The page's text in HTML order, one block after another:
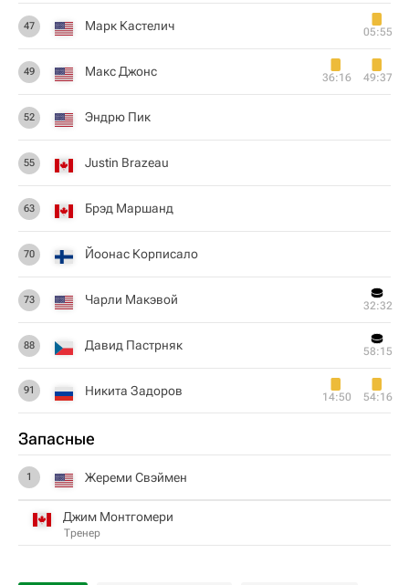
47 Марк Кастелич 05:55
49 Макс Джонс 36:16 49:37
52 Эндрю Пик
55 Justin Brazeau
63 Брэд Маршанд
70 Йоонас Корписало
73 Чарли Макэвой 32:32
88 Давид Пастрняк 58:15
91 Никита Задоров 14:50 54:16
Запасные
1 Жереми Свэймен
Джим Монтгомери
Тренер